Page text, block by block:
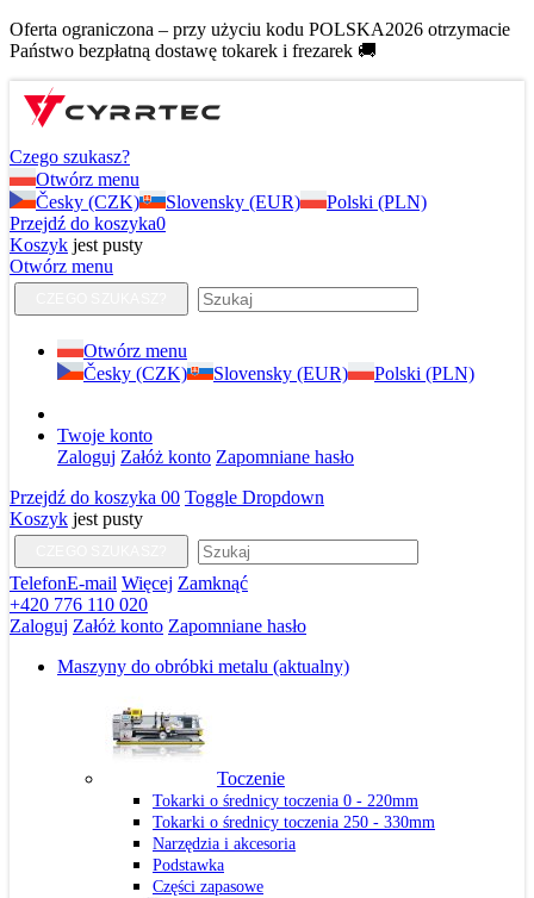
Oferta ograniczona – przy użyciu kodu POLSKA2026 otrzymacie
Państwo bezpłatną dostawę tokarek i frezarek 🚚
Czego szukasz?
Otwórz menu
Česky (CZK)
Slovensky (EUR)
Polski (PLN)
Przejdź do koszyka0
Koszyk jest pusty
Otwórz menu
Otwórz menu
Česky (CZK)
Slovensky (EUR) Polski (PLN)
Twoje konto
Zaloguj Załóż konto Zapomniane hasło
Przejdź do koszyka 00 Toggle Dropdown
Koszyk jest pusty
TelefonE-mail Więcej Zamknąć
+420 776 110 020
Zaloguj Załóż konto Zapomniane hasło
Maszyny do obróbki metalu (aktualny)
Toczenie
Tokarki o średnicy toczenia 0 - 220mm
Tokarki o średnicy toczenia 250 - 330mm
Narzędzia i akcesoria
Podstawka
Części zapasowe